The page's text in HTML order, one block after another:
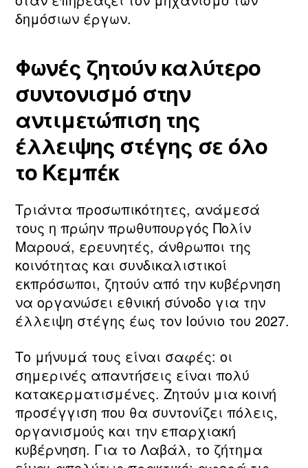
δημόσιων έργων.
Φωνές ζητούν καλύτερο
συντονισμό στην
αντιμετώπιση της
έλλειψης στέγης σε όλο
το Κεμπέκ
Τριάντα προσωπικότητες, ανάμεσά
τους η πρώην πρωθυπουργός Πολίν
Μαρουά, ερευνητές, άνθρωποι της
κοινότητας και συνδικαλιστικοί
εκπρόσωποι, ζητούν από την κυβέρνηση
να οργανώσει εθνική σύνοδο για την
έλλειψη στέγης έως τον Ιούνιο του 2027.
Το μήνυμά τους είναι σαφές: οι
σημερινές απαντήσεις είναι πολύ
κατακερματισμένες. Ζητούν μια κοινή
προσέγγιση που θα συντονίζει πόλεις,
οργανισμούς και την επαρχιακή
κυβέρνηση. Για το Λαβάλ, το ζήτημα